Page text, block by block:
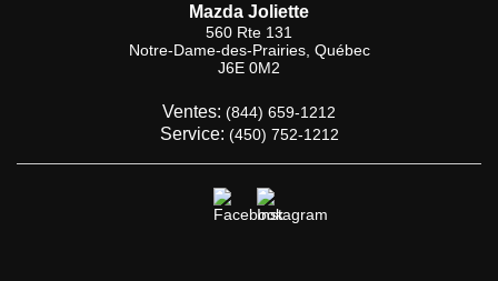
Mazda Joliette
560 Rte 131
Notre-Dame-des-Prairies, Québec
J6E 0M2
Ventes: (844) 659-1212
Service: (450) 752-1212